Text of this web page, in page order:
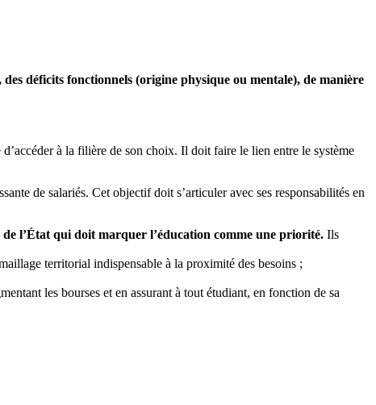
déficits fonctionnels (origine physique ou mentale), de manière
à la filière de son choix. Il doit faire le lien entre le système
de salariés. Cet objectif doit s’articuler avec ses responsabilités en
l’État qui doit marquer l’éducation comme une priorité. Ils
territorial indispensable à la proximité des besoins ;
les bourses et en assurant à tout étudiant, en fonction de sa